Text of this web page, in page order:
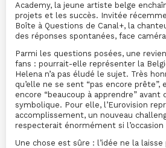
Academy, la jeune artiste belge
projets et les succès. Invitée
Boîte à Questions de Canal+, la
des réponses spontanées, face
Parmi les questions posées, une
fans : pourrait-elle représenter la
Helena n’a pas éludé le sujet. Très
qu’elle ne se sent “pas encore prête”,
encore “beaucoup à apprendre” avant
symbolique. Pour elle, l’Eurovision
accomplissement, un nouveau
respecterait énormément si
Une chose est sûre : l’idée ne la